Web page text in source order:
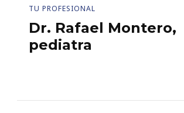
TU PROFESIONAL
Dr. Rafael Montero,
pediatra